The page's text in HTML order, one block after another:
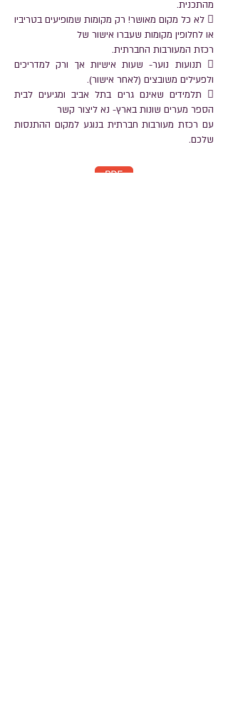
מהתכנית.
 לא כל מקום מאושר! רק מקומות שמופיעים בטריביו
או לחלופין מקומות שעברו אישור של
רכזת המעורבות החברתית.
 תנועות נוער- שעות אישיות אך ורק למדריכים
ולפעילים משובצים (לאחר אישור).
 תלמידים שאינם גרים בתל אביב ומגיעים לבית
הספר מערים שונות בארץ- נא ליצור קשר
עם רכזת מעורבות חברתית בנוגע למקום ההתנסות
שלכם.